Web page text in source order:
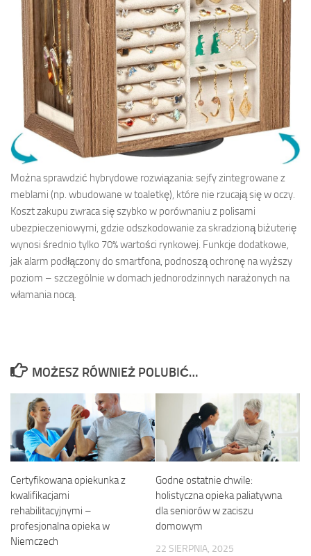
Można sprawdzić hybrydowe rozwiązania: sejfy zintegrowane z
meblami (np. wbudowane w toaletkę), które nie rzucają się w oczy.
Koszt zakupu zwraca się szybko w porównaniu z polisami
ubezpieczeniowymi, gdzie odszkodowanie za skradzioną biżuterię
wynosi średnio tylko 70% wartości rynkowej. Funkcje dodatkowe,
jak alarm podłączony do smartfona, podnoszą ochronę na wyższy
poziom – szczególnie w domach jednorodzinnych narażonych na
włamania nocą.
MOŻESZ RÓWNIEŻ POLUBIĆ…
Certyfikowana opiekunka z
kwalifikacjami
rehabilitacyjnymi –
profesjonalna opieka w
Niemczech
Godne ostatnie chwile:
holistyczna opieka paliatywna
dla seniorów w zaciszu
domowym
22 SIERPNIA, 2025